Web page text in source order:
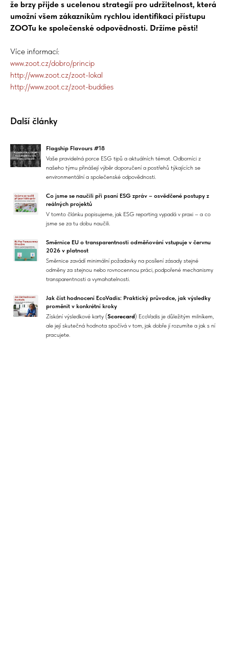
že brzy přijde s ucelenou strategií pro udržitelnost, která
umožní všem zákazníkům rychlou identifikaci přístupu
ZOOTu ke společenské odpovědnosti. Držíme pěsti!
Více informací:
www.zoot.cz/dobro/princip
http://www.zoot.cz/zoot-lokal
http://www.zoot.cz/zoot-buddies
Další články
Flagship Flavours #18
Vaše pravidelná porce ESG tipů a aktuálních témat. Odborníci z
našeho týmu přinášejí výběr doporučení a postřehů týkajících se
environmentální a společenské odpovědnosti.
Co jsme se naučili při psaní ESG zpráv – osvědčené postupy z
reálných projektů
V tomto článku popisujeme, jak ESG reporting vypadá v praxi – a co
jsme se za tu dobu naučili.
Směrnice EU o transparentnosti odměňování vstupuje v červnu
2026 v platnost
Směrnice zavádí minimální požadavky na posílení zásady stejné
odměny za stejnou nebo rovnocennou práci, podpořené mechanismy
transparentnosti a vymahatelnosti.
Jak číst hodnocení EcoVadis: Praktický průvodce, jak výsledky
proměnit v konkrétní kroky
Získání výsledkové karty (Scorecard) EcoVadis je důležitým milníkem,
ale její skutečná hodnota spočívá v tom, jak dobře jí rozumíte a jak s ní
pracujete.